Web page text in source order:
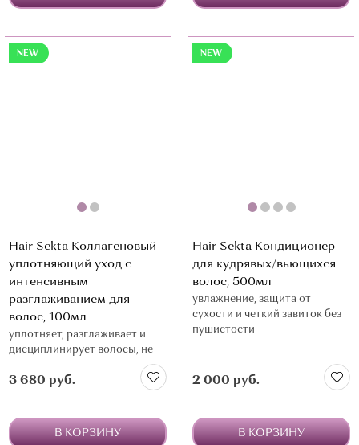
NEW
Hair Sekta Коллагеновый
уплотняющий уход с
интенсивным
разглаживанием для
волос, 100мл
уплотняет, разглаживает и
дисциплинирует волосы, не
3 680 руб.
В КОРЗИНУ
NEW
Hair Sekta Кондиционер
для кудрявых/вьющихся
волос, 500мл
увлажнение, защита от
сухости и четкий завиток без
пушистости
2 000 руб.
В КОРЗИНУ